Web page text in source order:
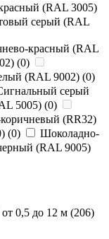
(RAL 3005)
серый (RAL
красный (RAL
(0)
(RAL 9002) (0)
серый
5005) (0)
(RR32)
(0)
Шоколадно-
(RAL 9005)
от 0,5 до 12 м (206)